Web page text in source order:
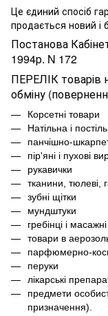
Це єдиний спосіб
продається новий і
Постанова
1994р. N 172
ПЕРЕЛІК товарів
обміну
Корсетні товари
Натільна і
панчішно-
пір'яні і пухові
рукавички
тканини, тюлеві,
зубні щітки
мундштуки
гребінці і
товари в
парфюмерно-
перуки
лікарські
предмети
призначення).